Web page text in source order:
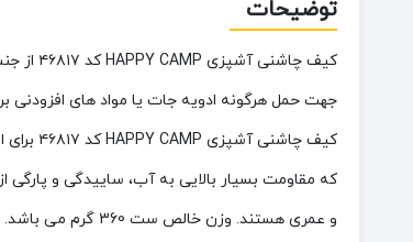
توضیحات
کیف چاشنی آشپزی HAPPY CAMP کد ۴۶۸۱۷
جهت حمل هرگونه ادویه جات یا مواد های افزودنی
و عمری هستند. وزن خالص ست 360 گرم می باشد.